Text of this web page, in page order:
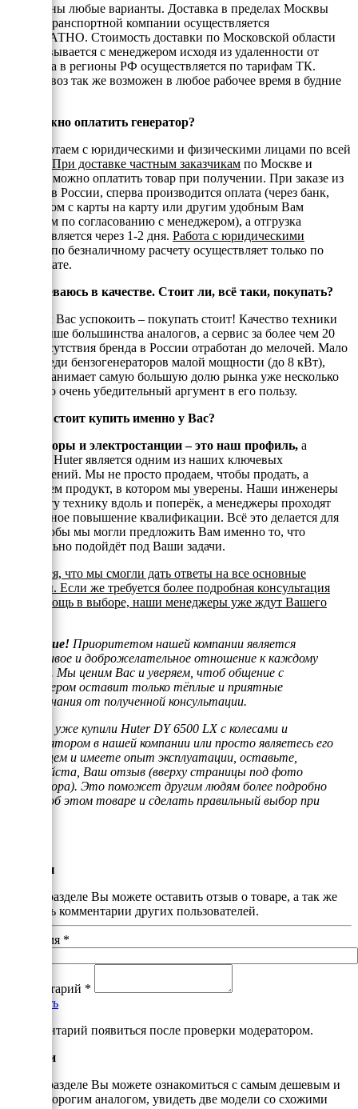
Возможны любые варианты. Доставка в пределах Москвы
или до транспортной компании осуществляется
БЕСПЛАТНО. Стоимость доставки по Московской области
согласовывается с менеджером исходя из удаленности от
МКАД, а в регионы РФ осуществляется по тарифам ТК.
Самовывоз так же возможен в любое рабочее время в будние
Как можно оплатить генератор?
Мы работаем с юридическими и физическими лицами по всей
При доставке частным заказчикам по Москве и
области можно оплатить товар при получении. При заказе из
регионов России, сперва производится оплата (через банк,
переводом с карты на карту или другим удобным Вам
способом по согласованию с менеджером), а отгрузка
осуществляется через 1-2 дня. Работа с юридическими
по безналичному расчету осуществляет только по
предоплате.
Я сомневаюсь в качестве. Стоит ли, всё таки, покупать?
Спешим Вас успокоить – покупать стоит! Качество техники
Huter выше большинства аналогов, а сервис за более чем 20
лет присутствия бренда в России отработан до мелочей. Мало
того, среди бензогенераторов малой мощности (до 8 кВт),
Хютер занимает самую большую долю рынка уже несколько
лет, а это очень убедительный аргумент в его пользу.
Почему стоит купить именно у Вас?
Генераторы и электростанции – это наш профиль, а
техника Huter является одним из наших ключевых
направлений. Мы не просто продаем, чтобы продать, а
реализуем продукт, в котором мы уверены. Наши инженеры
знают эту технику вдоль и поперёк, а менеджеры проходят
постоянное повышение квалификации. Всё это делается для
того, чтобы мы могли предложить Вам именно то, что
оптимально подойдёт под Ваши задачи.
Надеемся, что мы смогли дать ответы на все основные
вопросы. Если же требуется более подробная консультация
или помощь в выборе, наши менеджеры уже ждут Вашего
Внимание! Приоритетом нашей компании является
отзывчивое и доброжелательное отношение к каждому
клиенту. Мы ценим Вас и уверяем, чтоб общение с
менеджером оставит только тёплые и приятные
воспоминания от полученной консультации.
Если Вы уже купили Huter DY 6500 LX с колесами и
аккумулятором в нашей компании или просто являетесь его
владельцем и имеете опыт эксплуатации, оставьте,
пожалуйста, Ваш отзыв (вверху страницы под фото
генератора). Это поможет другим людям более подробно
узнать об этом товаре и сделать правильный выбор при
Отзывы
В этом разделе Вы можете оставить отзыв о товаре, а так же
почитать комментарии других пользователей.
Ваше имя *
Комментарий *
Добавить
*Комментарий появиться после проверки модератором.
Аналоги
В этом разделе Вы можете ознакомиться с самым дешевым и
самым дорогим аналогом, увидеть две модели со схожими